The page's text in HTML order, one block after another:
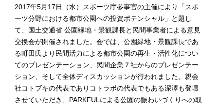
2017年5月17日（水）スポーツ庁参事官の主催により「スポ
ーツ分野における都市公園への投資ポテンシャル」と題し
て、国土交通省 公園緑地・景観課長と民間事業者による意見
交換会が開催されました。会では、公園緑地・景観課長であ
る町田氏より民間活力による都市公園の再生・活性化につい
てのプレゼンテーション、民間企業７社からのプレゼンテー
ション、そして全体ディスカッションが行われました。親会
社コトブキの代表でありコトラボの代表でもある深澤も登壇
させていただき、PARKFULによる公園の賑わいづくりへの取